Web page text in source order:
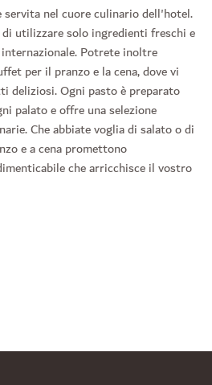
servita nel cuore culinario dell'hotel.
utilizzare solo ingredienti freschi e
Potrete inoltre
per il pranzo e la cena, dove vi
deliziosi. Ogni pasto è preparato
palato e offre una selezione
Che abbiate voglia di salato o di
e a cena promettono
che arricchisce il vostro